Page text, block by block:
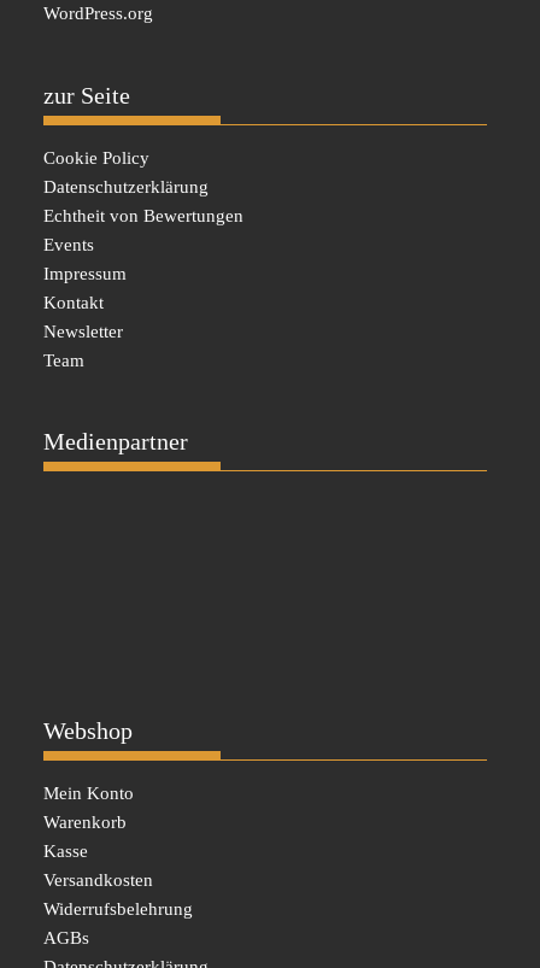
WordPress.org
zur Seite
Cookie Policy
Datenschutzerklärung
Echtheit von Bewertungen
Events
Impressum
Kontakt
Newsletter
Team
Medienpartner
Webshop
Mein Konto
Warenkorb
Kasse
Versandkosten
Widerrufsbelehrung
AGBs